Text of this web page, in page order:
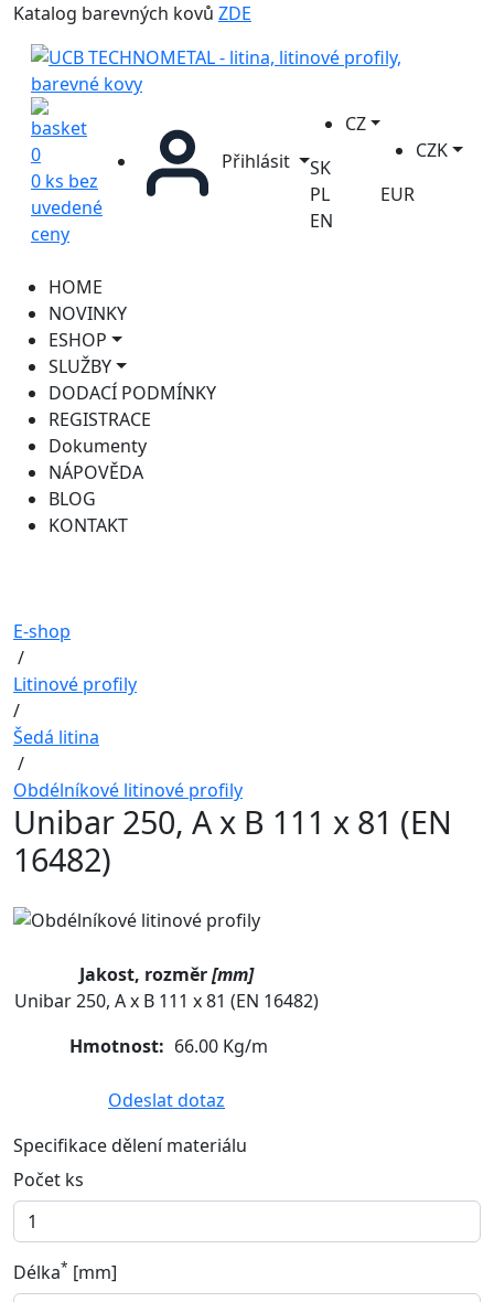
Katalog barevných kovů ZDE
0
0 ks bez
uvedené
ceny
Přihlásit
CZ
SK
PL
EN
CZK
EUR
HOME
NOVINKY
ESHOP
SLUŽBY
DODACÍ PODMÍNKY
REGISTRACE
Dokumenty
NÁPOVĚDA
BLOG
KONTAKT
E-shop
/
Litinové profily
/
Šedá litina
/
Obdélníkové litinové profily
Unibar 250, A x B 111 x 81 (EN
16482)
Jakost, rozměr[mm]
Unibar 250, A x B 111 x 81 (EN 16482)
Hmotnost: 66.00 Kg/m
Odeslat dotaz
Specifikace dělení materiálu
Počet ks
Délka* [mm]